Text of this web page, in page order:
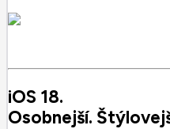
iOS 18.
Osobnejší.